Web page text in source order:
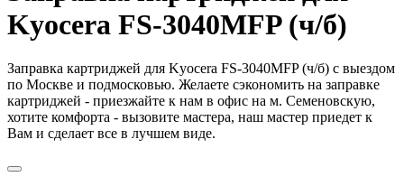
Kyocera FS-3040MFP (ч/б)
Заправка картриджей для Kyocera FS-3040MFP (ч/б) с выездом
по Москве и подмосковью. Желаете сэкономить на заправке
картриджей - приезжайте к нам в офис на м. Семеновскую,
хотите комфорта - вызовите мастера, наш мастер приедет к
Вам и сделает все в лучшем виде.